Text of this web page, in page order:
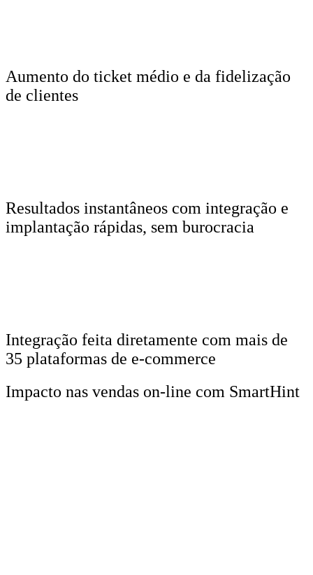
Aumento do ticket médio e da fidelização
de clientes
Resultados instantâneos com integração e
implantação rápidas, sem burocracia
Integração feita diretamente com mais de
35 plataformas de e-commerce
Impacto nas vendas on-line com SmartHint